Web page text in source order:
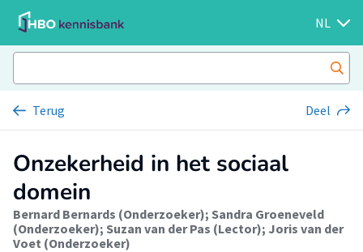
NL
Terug Deel
Onzekerheid in het sociaal
domein
Bernard Bernards (Onderzoeker); Sandra Groeneveld
(Onderzoeker); Suzan van der Pas (Lector); Joris van der
Voet (Onderzoeker)